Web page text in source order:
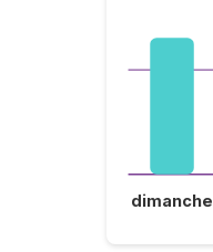
dimanche